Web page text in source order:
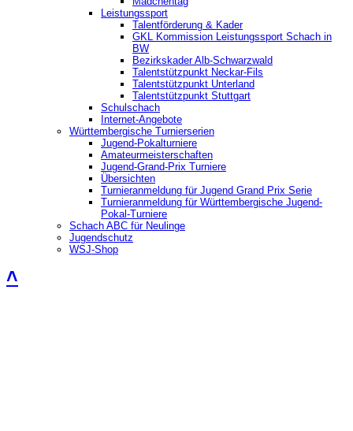
Leistungssport
Talentförderung & Kader
GKL Kommission Leistungssport Schach in
BW
Bezirkskader Alb-Schwarzwald
Talentstützpunkt Neckar-Fils
Talentstützpunkt Unterland
Talentstützpunkt Stuttgart
Schulschach
Internet-Angebote
Württembergische Turnierserien
Jugend-Pokalturniere
Amateurmeisterschaften
Jugend-Grand-Prix Turniere
Übersichten
Turnieranmeldung für Jugend Grand Prix Serie
Turnieranmeldung für Württembergische Jugend-
Pokal-Turniere
Schach ABC für Neulinge
Jugendschutz
WSJ-Shop
˄